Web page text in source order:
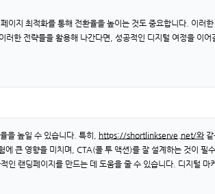
이지 최적화를 통해 전환율을 높이는 것도 중요합니다. 이러
한 전략들을 활용해 나간다면, 성공적인 디지털 여정을 이
을 높일 수 있습니다. 특히, https://shortlinkserve.net/와
큰 영향을 미치며, CTA(콜 투 액션)를 잘 설계하는 것이 필
인 랜딩페이지를 만드는 데 도움을 줄 수 있습니다. 디지털 마